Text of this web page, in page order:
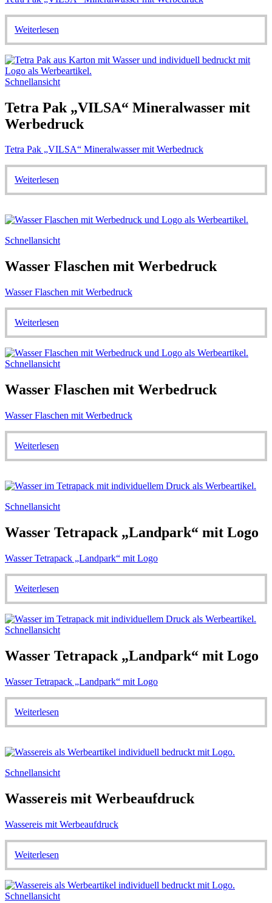
Weiterlesen
Schnellansicht
Tetra Pak „VILSA“ Mineralwasser mit
Werbedruck
Tetra Pak „VILSA“ Mineralwasser mit Werbedruck
Weiterlesen
Schnellansicht
Wasser Flaschen mit Werbedruck
Wasser Flaschen mit Werbedruck
Weiterlesen
Schnellansicht
Wasser Flaschen mit Werbedruck
Wasser Flaschen mit Werbedruck
Weiterlesen
Schnellansicht
Wasser Tetrapack „Landpark“ mit Logo
Wasser Tetrapack „Landpark“ mit Logo
Weiterlesen
Schnellansicht
Wasser Tetrapack „Landpark“ mit Logo
Wasser Tetrapack „Landpark“ mit Logo
Weiterlesen
Schnellansicht
Wassereis mit Werbeaufdruck
Wassereis mit Werbeaufdruck
Weiterlesen
Schnellansicht